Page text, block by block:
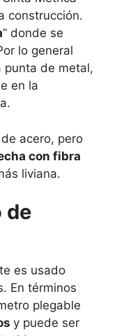
construcción.
” donde se
lo general
punta de metal,
en la
acero, pero
con fibra
liviana.
de
es usado
En términos
plegable
y puede ser